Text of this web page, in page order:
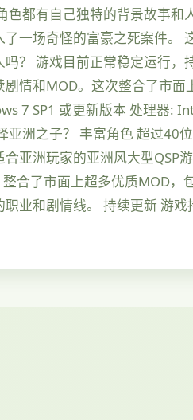
色都有自己独特的背景故事
一场奇怪的富豪之死案件。
吗？ 游戏目前正常稳定运行
情和MOD。这次整合了市
7 SP1 或更新版本 处理器:
亚洲之子？ 丰富角色 超过40
亚洲玩家的亚洲风大型QSP
合了市面上超多优质MOD
业和剧情线。 持续更新 游